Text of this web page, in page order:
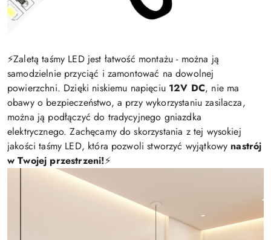
⚡️Zaletą taśmy LED jest łatwość montażu - można ją
samodzielnie przyciąć i zamontować na dowolnej
powierzchni. Dzięki niskiemu napięciu 12V DC, nie ma
obawy o bezpieczeństwo, a przy wykorzystaniu zasilacza,
można ją podłączyć do tradycyjnego gniazdka
elektrycznego. Zachęcamy do skorzystania z tej wysokiej
jakości taśmy LED, która pozwoli stworzyć wyjątkowy nastrój
w Twojej przestrzeni!⚡️